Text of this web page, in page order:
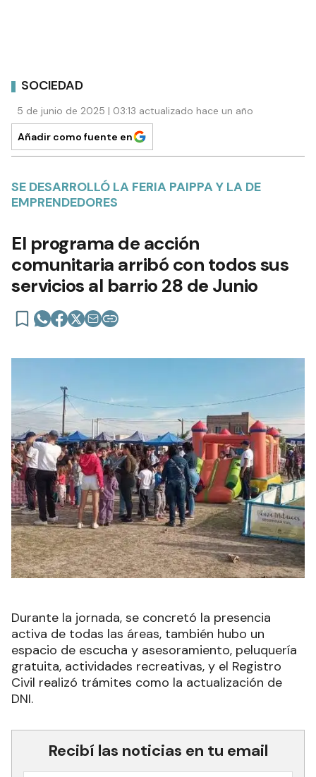
SOCIEDAD
5 de junio de 2025 | 03:13 actualizado hace un año
Añadir como fuente en
SE DESARROLLÓ LA FERIA PAIPPA Y LA DE
EMPRENDEDORES
El programa de acción
comunitaria arribó con todos sus
servicios al barrio 28 de Junio
Durante la jornada, se concretó la presencia
activa de todas las áreas, también hubo un
espacio de escucha y asesoramiento, peluquería
gratuita, actividades recreativas, y el Registro
Civil realizó trámites como la actualización de
DNI.
Recibí las noticias en tu email